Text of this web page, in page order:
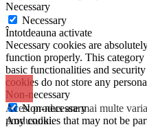
Acest produs are mai multe
produsului.
Necessary
Necessary
Întotdeauna activate
Necessary cookies are
function properly. This
basic functionalities and
cookies do not store any
Non-necessary
Non-necessary
Any cookies that may not be